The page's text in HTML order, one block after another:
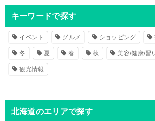
キーワードで探す
イベント グルメ ショッピング
冬 夏 春 秋 美容/健康/習
観光情報
北海道のエリアで探す